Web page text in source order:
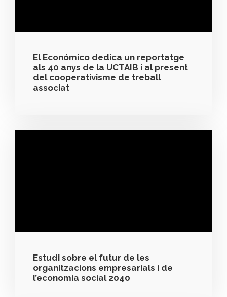
El Económico dedica un reportatge
als 40 anys de la UCTAIB i al present
del cooperativisme de treball
associat
Estudi sobre el futur de les
organitzacions empresarials i de
l’economia social 2040